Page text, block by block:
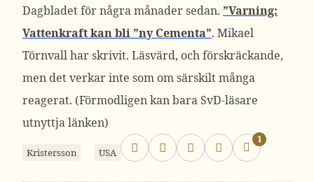
Dagbladet för några månader sedan. ”Varning:
Vattenkraft kan bli ”ny Cementa”. Mikael
Törnvall har skrivit. Läsvärd, och förskräckande,
men det verkar inte som om särskilt många
reagerat. (Förmodligen kan bara SvD-läsare
utnyttja länken)
Kristersson USA
1